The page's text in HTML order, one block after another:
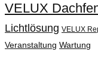
VELUX
Lichtlösung VELUX
Veranstaltung Wartung